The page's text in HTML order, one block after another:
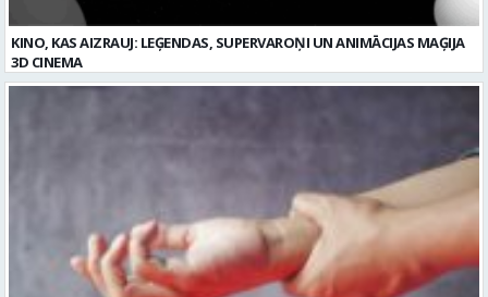
KINO, KAS AIZRAUJ: LEĢENDAS, SUPERVAROŅI UN ANIMĀCIJAS MAĢIJA
3D CINEMA